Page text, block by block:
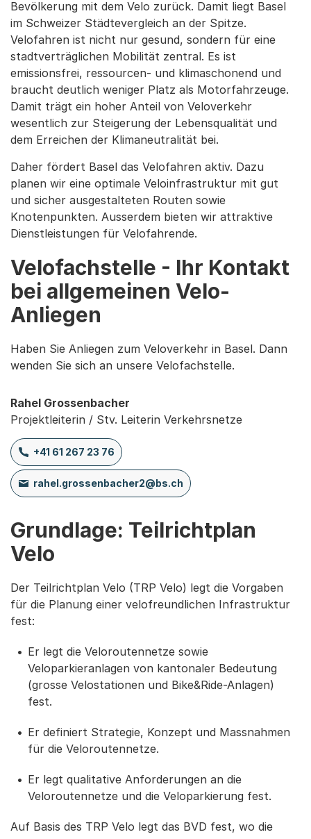
Bevölkerung mit dem Velo zurück. Damit liegt Basel
im Schweizer Städtevergleich an der Spitze.
Velofahren ist nicht nur gesund, sondern für eine
stadtverträglichen Mobilität zentral. Es ist
emissionsfrei, ressourcen- und klimaschonend und
braucht deutlich weniger Platz als Motorfahrzeuge.
Damit trägt ein hoher Anteil von Veloverkehr
wesentlich zur Steigerung der Lebensqualität und
dem Erreichen der Klimaneutralität bei.
Daher fördert Basel das Velofahren aktiv. Dazu
planen wir eine optimale Veloinfrastruktur mit gut
und sicher ausgestalteten Routen sowie
Knotenpunkten. Ausserdem bieten wir attraktive
Dienstleistungen für Velofahrende.
Velofachstelle - Ihr Kontakt
bei allgemeinen Velo-
Anliegen
Haben Sie Anliegen zum Veloverkehr in Basel. Dann
wenden Sie sich an unsere Velofachstelle.
Rahel Grossenbacher
Projektleiterin / Stv. Leiterin Verkehrsnetze
+41 61 267 23 76
rahel.grossenbacher2@bs.ch
Grundlage: Teilrichtplan
Velo
Der Teilrichtplan Velo (TRP Velo) legt die Vorgaben
für die Planung einer velofreundlichen Infrastruktur
fest:
Er legt die Veloroutennetze sowie
Veloparkieranlagen von kantonaler Bedeutung
(grosse Velostationen und Bike&Ride-Anlagen)
fest.
Er definiert Strategie, Konzept und Massnahmen
für die Veloroutennetze.
Er legt qualitative Anforderungen an die
Veloroutennetze und die Veloparkierung fest.
Auf Basis des TRP Velo legt das BVD fest, wo die